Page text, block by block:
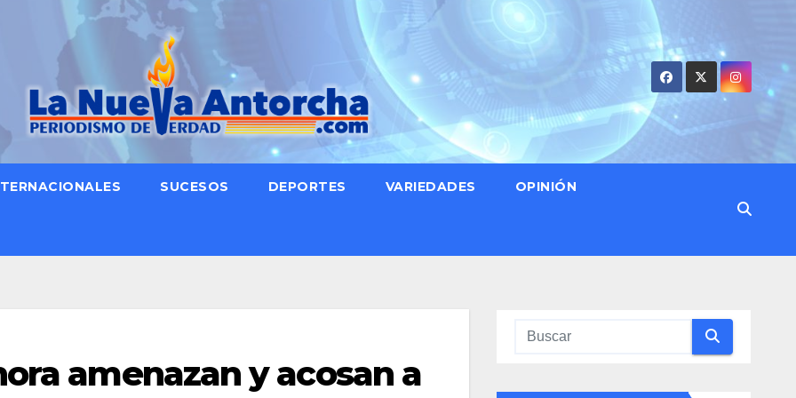
SUCESOS DEPORTES VARIEDADES OPINIÓN
amenazan y acosan a